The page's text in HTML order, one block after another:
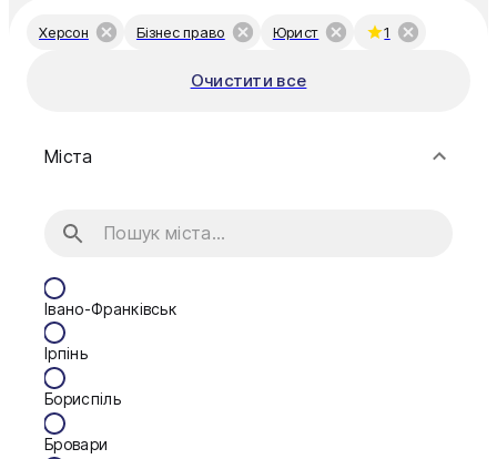
Херсон Бізнес право Юрист 1
Очистити все
Міста
Івано-Франківськ
Ірпінь
Бориспіль
Бровари